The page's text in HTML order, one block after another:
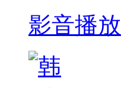
影音播放